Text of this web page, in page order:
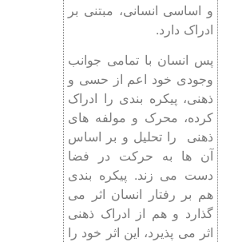
و اساسی انسانی، مبتنی بر
ادراک دارد.
پس انسان با تمامی جوانب
وجودی خود اعم از حسی و
ذهنی، پیکره بندی را ادراک
کرده، محرک و مولفه های
ذهنی را تحلیل و بر اساس
آن ها به حرکت در فضا
دست می زند. پیکره بندی
هم بر رفتار انسان اثر می
گذارد و هم از ادراک ذهنی
اثر می پذیرد، این اثر خود را